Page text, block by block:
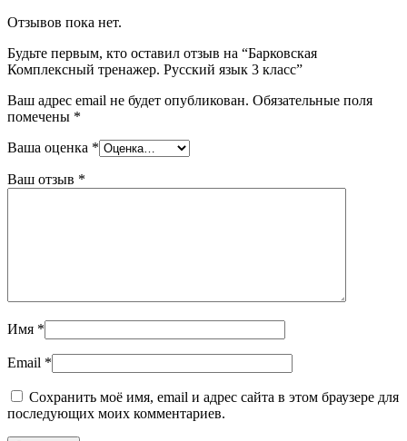
Отзывов пока нет.
Будьте первым, кто оставил отзыв на “Барковская
Комплексный тренажер. Русский язык 3 класс”
Ваш адрес email не будет опубликован. Обязательные поля
помечены *
Ваша оценка *
Ваш отзыв *
Имя *
Email *
Сохранить моё имя, email и адрес сайта в этом браузере для
последующих моих комментариев.